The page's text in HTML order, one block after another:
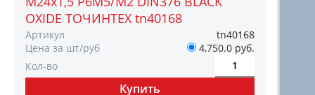
OXIDE ТОЧИНТЕХ tn40168
Артикул
tn40168
Цена за шт/руб
4,750.0 руб.
Кол-во